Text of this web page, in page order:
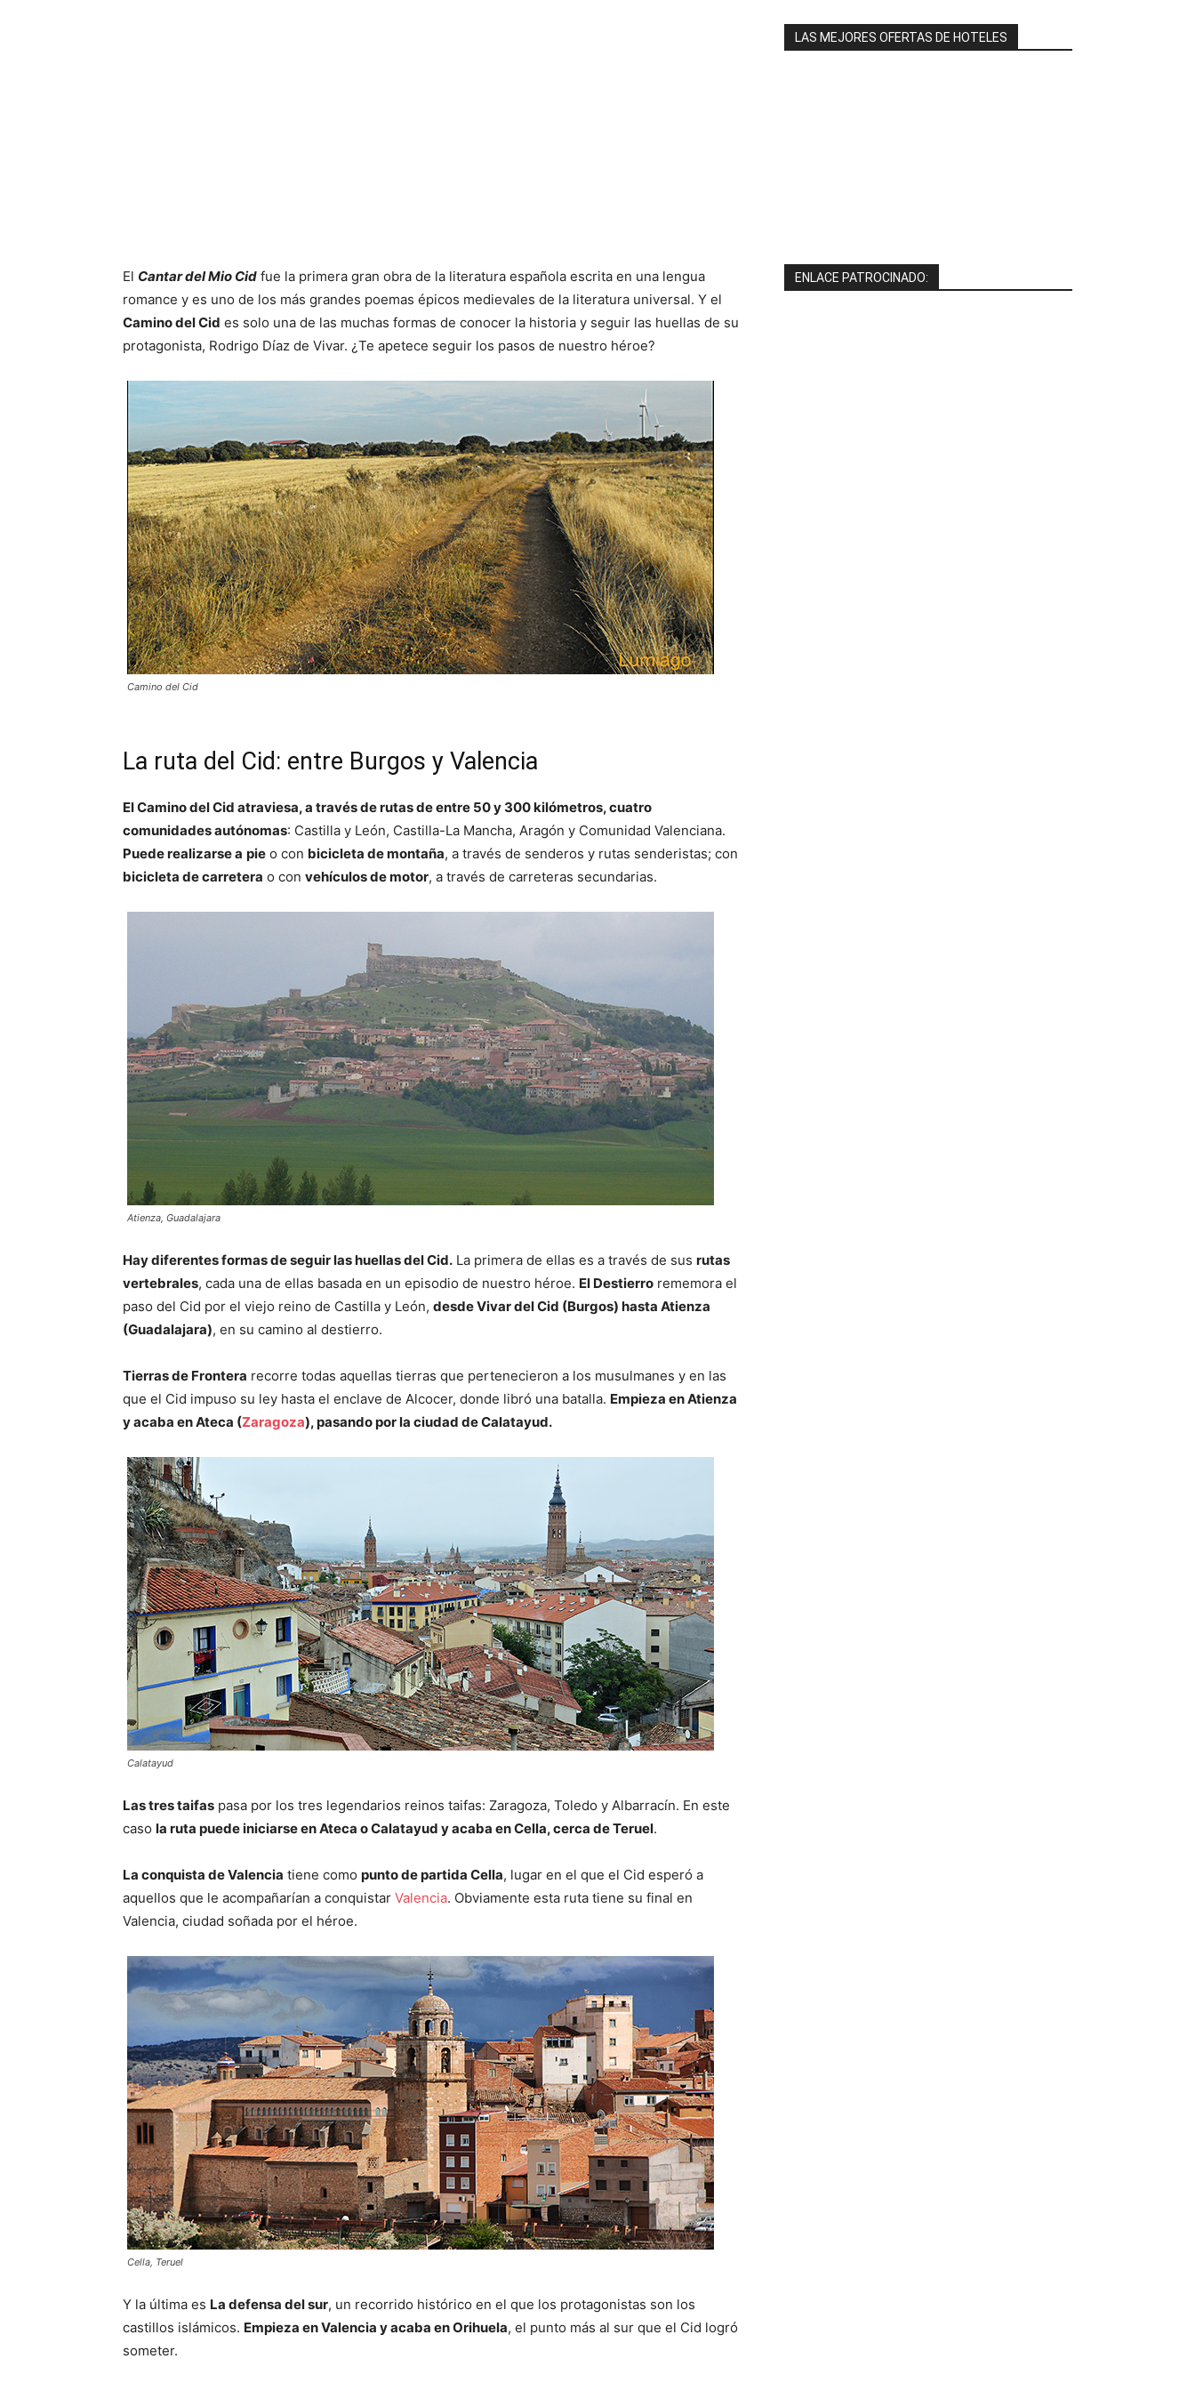
El Cantar del Mio Cid fue la primera gran obra de la literatura española escrita en una lengua
romance y es uno de los más grandes poemas épicos medievales de la literatura universal. Y el
Camino del Cid es solo una de las muchas formas de conocer la historia y seguir las huellas de su
protagonista, Rodrigo Díaz de Vivar. ¿Te apetece seguir los pasos de nuestro héroe?
Camino del Cid
La ruta del Cid: entre Burgos y Valencia
El Camino del Cid atraviesa, a través de rutas de entre 50 y 300 kilómetros, cuatro
comunidades autónomas: Castilla y León, Castilla-La Mancha, Aragón y Comunidad Valenciana.
Puede realizarse a pie o con bicicleta de montaña, a través de senderos y rutas senderistas; con
bicicleta de carretera o con vehículos de motor, a través de carreteras secundarias.
Atienza, Guadalajara
Hay diferentes formas de seguir las huellas del Cid. La primera de ellas es a través de sus rutas
vertebrales, cada una de ellas basada en un episodio de nuestro héroe. El Destierro rememora el
paso del Cid por el viejo reino de Castilla y León, desde Vivar del Cid (Burgos) hasta Atienza
(Guadalajara), en su camino al destierro.
Tierras de Frontera recorre todas aquellas tierras que pertenecieron a los musulmanes y en las
que el Cid impuso su ley hasta el enclave de Alcocer, donde libró una batalla. Empieza en Atienza
y acaba en Ateca (Zaragoza), pasando por la ciudad de Calatayud.
Calatayud
Las tres taifas pasa por los tres legendarios reinos taifas: Zaragoza, Toledo y Albarracín. En este
caso la ruta puede iniciarse en Ateca o Calatayud y acaba en Cella, cerca de Teruel.
La conquista de Valencia tiene como punto de partida Cella, lugar en el que el Cid esperó a
aquellos que le acompañarían a conquistar Valencia. Obviamente esta ruta tiene su final en
Valencia, ciudad soñada por el héroe.
Cella, Teruel
Y la última es La defensa del sur, un recorrido histórico en el que los protagonistas son los
castillos islámicos. Empieza en Valencia y acaba en Orihuela, el punto más al sur que el Cid logró
someter.
LAS MEJORES OFERTAS DE HOTELES
ENLACE PATROCINADO: